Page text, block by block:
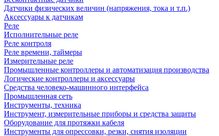
Датчики физических величин (напряжения, тока и т.п.)
Аксессуары к датчикам
Реле
Исполнительные реле
Реле контроля
Реле времени, таймеры
Измерительные реле
Промышленные контроллеры и автоматизация производства
Логические контроллеры и аксессуары
Средства человеко-машинного интерфейса
Промышленная сеть
Инструменты, техника
Инструмент, измерительные приборы и средства защиты
Оборудование для протяжки кабеля
Инструменты для опрессовки, резки, снятия изоляции